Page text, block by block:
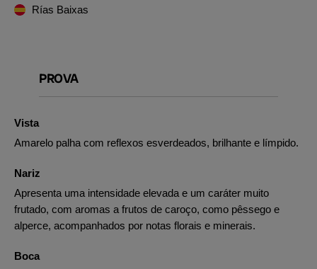
Rías Baixas
PROVA
Vista
Amarelo palha com reflexos esverdeados, brilhante e límpido.
Nariz
Apresenta uma intensidade elevada e um caráter muito
frutado, com aromas a frutos de caroço, como pêssego e
alperce, acompanhados por notas florais e minerais.
Boca